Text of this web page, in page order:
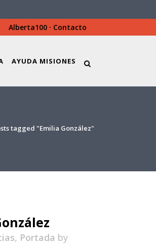
Alberta100 · Contacto
AYUDA MISIONES
tagged "Emilia González"
, Portada by